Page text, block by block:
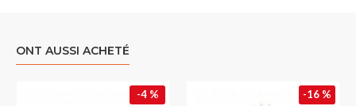
ONT AUSSI ACHETÉ
-4 % -16 %